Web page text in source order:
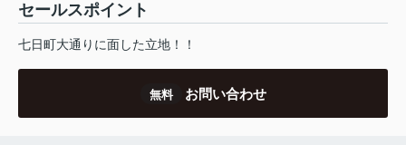
セールスポイント
七日町大通りに面した立地！！
無料 お問い合わせ